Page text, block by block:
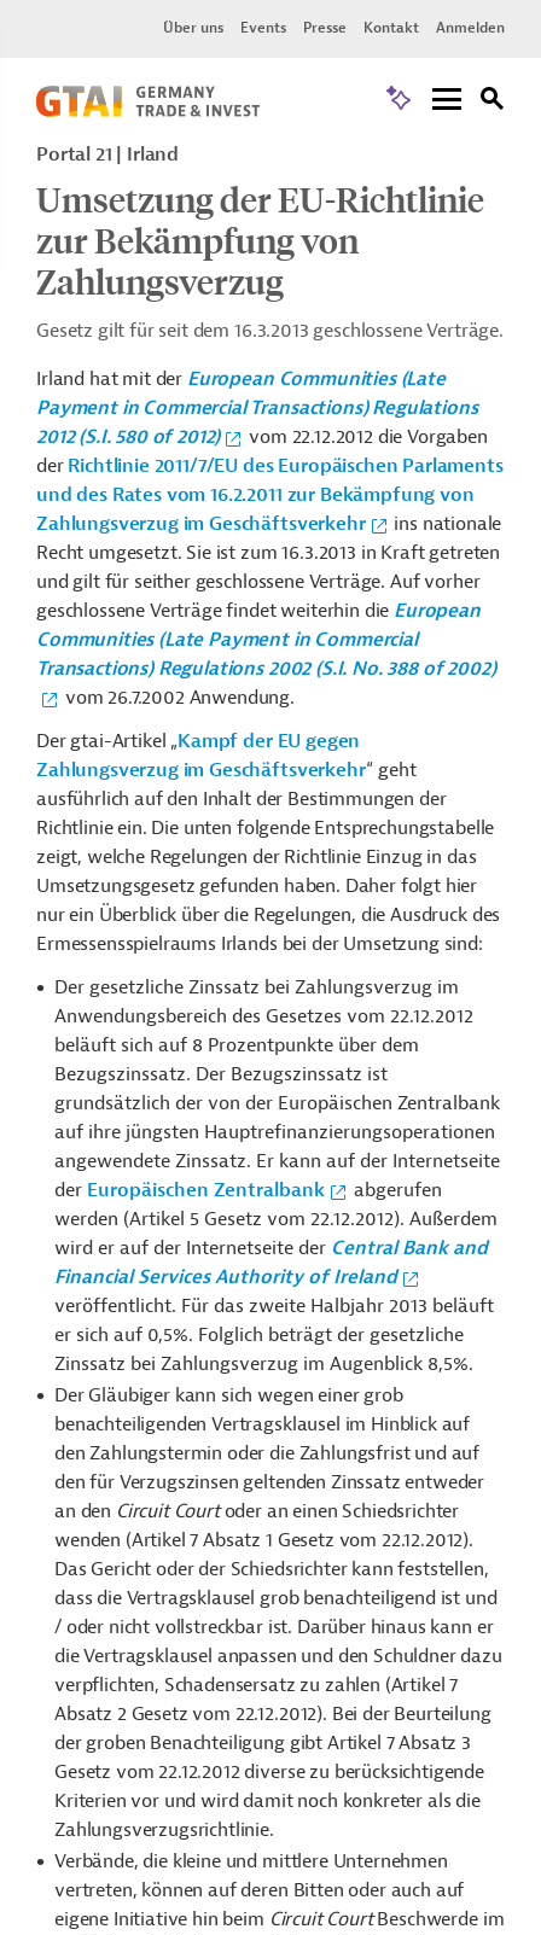
Über uns Events Presse Kontakt Anmelden
Portal 21 Irland
Umsetzung der EU-Richtlinie
zur Bekämpfung von
Zahlungsverzug
Gesetz gilt für seit dem 16.3.2013 geschlossene Verträge.
Irland hat mit der European Communities (Late
Payment in Commercial Transactions) Regulations
2012 (S.I. 580 of 2012)
vom 22.12.2012 die Vorgaben
der Richtlinie 2011/7/EU des Europäischen Parlaments
und des Rates vom 16.2.2011 zur Bekämpfung von
Zahlungsverzug im Geschäftsverkehr
ins nationale
Recht umgesetzt. Sie ist zum 16.3.2013 in Kraft getreten
und gilt für seither geschlossene Verträge. Auf vorher
geschlossene Verträge findet weiterhin die European
Communities (Late Payment in Commercial
Transactions) Regulations 2002 (S.I. No. 388 of 2002)
vom 26.7.2002 Anwendung.
Der gtai-Artikel „Kampf der EU gegen
Zahlungsverzug im Geschäftsverkehr“ geht
ausführlich auf den Inhalt der Bestimmungen der
Richtlinie ein. Die unten folgende Entsprechungstabelle
zeigt, welche Regelungen der Richtlinie Einzug in das
Umsetzungsgesetz gefunden haben. Daher folgt hier
nur ein Überblick über die Regelungen, die Ausdruck des
Ermessensspielraums Irlands bei der Umsetzung sind:
Der gesetzliche Zinssatz bei Zahlungsverzug im
Anwendungsbereich des Gesetzes vom 22.12.2012
beläuft sich auf 8 Prozentpunkte über dem
Bezugszinssatz. Der Bezugszinssatz ist
grundsätzlich der von der Europäischen Zentralbank
auf ihre jüngsten Hauptrefinanzierungsoperationen
angewendete Zinssatz. Er kann auf der Internetseite
der Europäischen Zentralbank
abgerufen
werden (Artikel 5 Gesetz vom 22.12.2012). Außerdem
wird er auf der Internetseite der Central Bank and
Financial Services Authority of Ireland
veröffentlicht. Für das zweite Halbjahr 2013 beläuft
er sich auf 0,5%. Folglich beträgt der gesetzliche
Zinssatz bei Zahlungsverzug im Augenblick 8,5%.
Der Gläubiger kann sich wegen einer grob
benachteiligenden Vertragsklausel im Hinblick auf
den Zahlungstermin oder die Zahlungsfrist und auf
den für Verzugszinsen geltenden Zinssatz entweder
an den Circuit Courtoder an einen Schiedsrichter
wenden (Artikel 7 Absatz 1 Gesetz vom 22.12.2012).
Das Gericht oder der Schiedsrichter kann feststellen,
dass die Vertragsklausel grob benachteiligend ist und
/ oder nicht vollstreckbar ist. Darüber hinaus kann er
die Vertragsklausel anpassen und den Schuldner dazu
verpflichten, Schadensersatz zu zahlen (Artikel 7
Absatz 2 Gesetz vom 22.12.2012). Bei der Beurteilung
der groben Benachteiligung gibt Artikel 7 Absatz 3
Gesetz vom 22.12.2012 diverse zu berücksichtigende
Kriterien vor und wird damit noch konkreter als die
Zahlungsverzugsrichtlinie.
Verbände, die kleine und mittlere Unternehmen
vertreten, können auf deren Bitten oder auch auf
eigene Initiative hin beim Circuit CourtBeschwerde im